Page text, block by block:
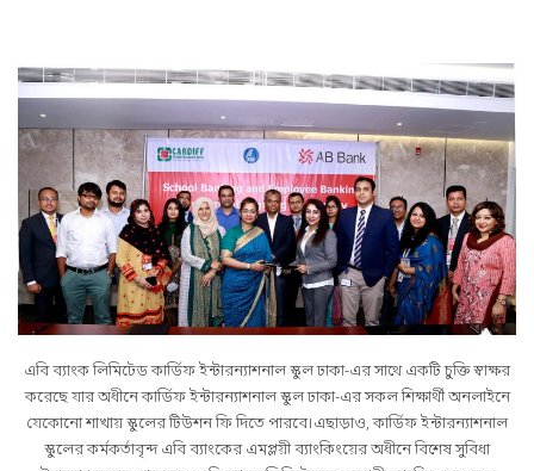
এবি ব্যাংক লিমিটেড কার্ডিফ ইন্টারন্যাশনাল স্কুল ঢাকা-এর সাথে একটি চুক্তি স্বাক্ষর
করেছে যার অধীনে কার্ডিফ ইন্টারন্যাশনাল স্কুল ঢাকা-এর সকল শিক্ষার্থী অনলাইনে
যেকোনো শাখায় স্কুলের টিউশন ফি দিতে পারবে।এছাড়াও, কার্ডিফ ইন্টারন্যাশনাল
স্কুলের কর্মকর্তাবৃন্দ এবি ব্যাংকের এমপ্লয়ী ব্যাংকিংয়ের অধীনে বিশেষ সুবিধা